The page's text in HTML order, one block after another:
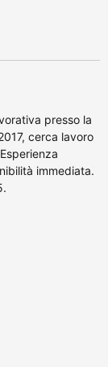
presso la
cerca lavoro
immediata.